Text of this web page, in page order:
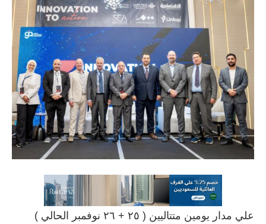
علي مدار يومين متتاليين ( ٢٥ + ٢٦ نوفمبر الحالي )